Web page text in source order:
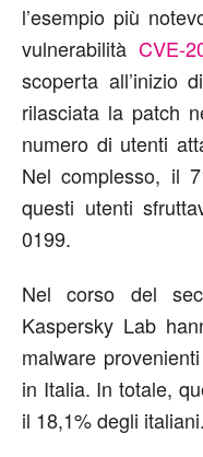
l’esempio più
vulnerabilità CVE-
scoperta all’inizio
rilasciata la patch
numero di utenti
Nel complesso, il
questi utenti
0199.
Nel corso del
Kaspersky Lab
malware
in Italia. In totale,
il 18,1% degli italiani.